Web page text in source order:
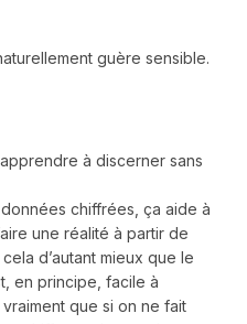
guère sensible.
à discerner sans
chiffrées, ça aide à
une réalité à partir de
d’autant mieux que le
en principe, facile à
que si on ne fait